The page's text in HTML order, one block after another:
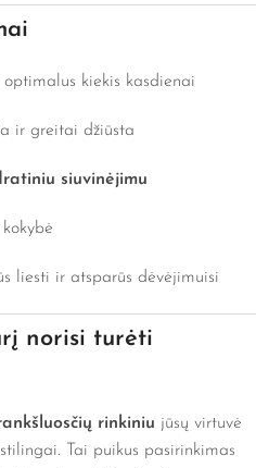
optimalus kiekis kasdienai
ir greitai džiūsta
siuvinėjimu
liesti ir atsparūs dėvėjimuisi
norisi turėti
rinkiniu jūsų virtuvė
Tai puikus pasirinkimas